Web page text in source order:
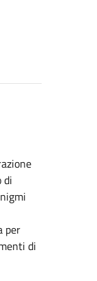
di
per
di